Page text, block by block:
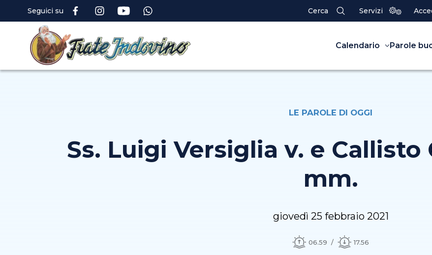
Seguici su Cerca Servizi
Calendario Parole
LE PAROLE DI OGGI
Ss. Luigi Versiglia v. e Callisto
mm.
giovedì 25 febbraio 2021
06.59 17.56